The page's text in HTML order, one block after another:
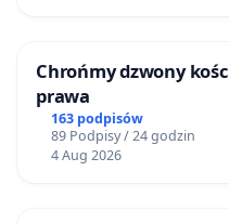
Chrońmy dzwony
prawa
163 podpisów
89 Podpisy / 24 godzin
4 Aug 2026